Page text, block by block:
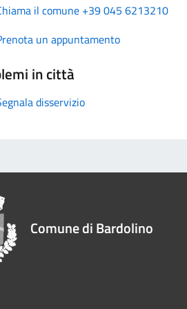
il comune +39 045 6213210
un appuntamento
in città
disservizio
Comune di Bardolino